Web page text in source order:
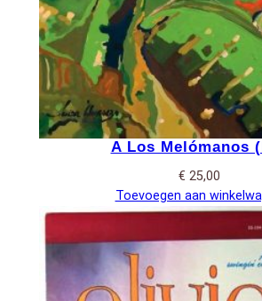
A Los Melómanos
€ 25,00
Toevoegen aan